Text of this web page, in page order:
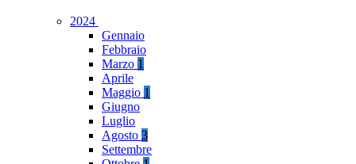
2024
Gennaio
Febbraio
Marzo 1
Aprile
Maggio 1
Giugno
Luglio
Agosto 3
Settembre